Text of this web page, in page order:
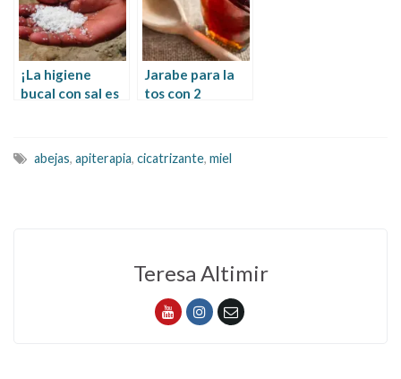
¡La higiene
bucal con sal es
Jarabe para la
tos con 2
abejas, apiterapia, cicatrizante, miel
Teresa Altimir